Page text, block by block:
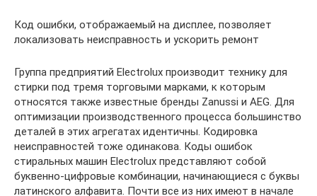
Код ошибки, отображаемый на дисплее, позволяет
локализовать неисправность и ускорить ремонт
Группа предприятий Electrolux производит технику для
стирки под тремя торговыми марками, к которым
относятся также известные бренды Zanussi и AEG. Для
оптимизации производственного процесса большинство
деталей в этих агрегатах идентичны. Кодировка
неисправностей тоже одинакова. Коды ошибок
стиральных машин Electrolux представляют собой
буквенно-цифровые комбинации, начинающиеся с буквы
латинского алфавита. Почти все из них имеют в начале